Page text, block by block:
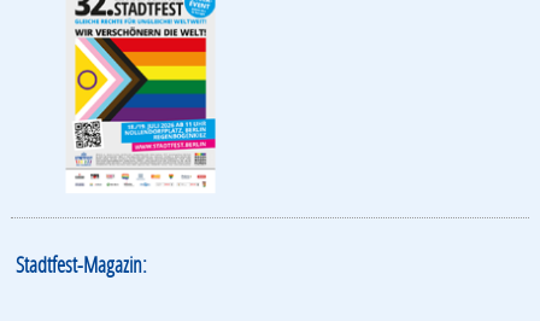
Stadtfest-Magazin: